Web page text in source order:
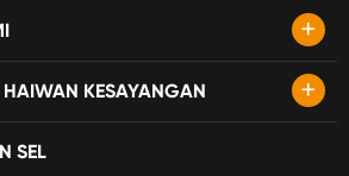
+
KESAYANGAN +
SEL